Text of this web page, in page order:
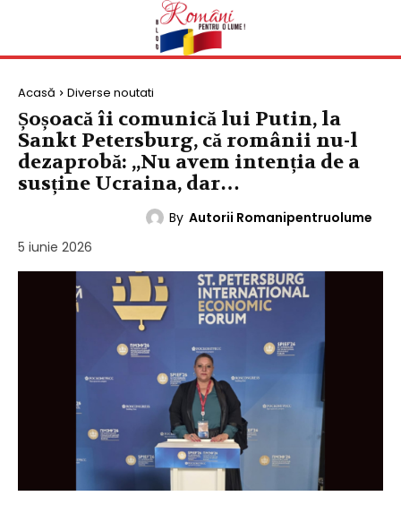
Acasă Diverse noutati
Șoșoacă îi comunică lui Putin, la
Sankt Petersburg, că românii nu-l
dezaprobă: „Nu avem intenția de a
susține Ucraina, dar…
By Autorii Romanipentruolume
5 iunie 2026